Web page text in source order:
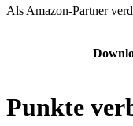
Als Amazon-Partner
Punkte